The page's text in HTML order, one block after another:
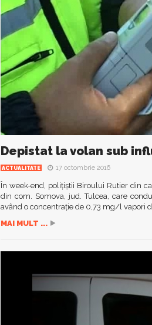
Depistat la volan sub
ACTUALITATE 17 octombrie 2016
În week-end, poliţiştii Biroului Rutier din
din com. Somova, jud. Tulcea, care
având o concentraţie de 0,73 mg/l vapori
MAI MULT ...